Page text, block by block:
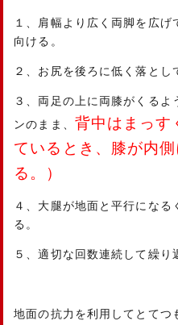
１、肩幅より広く両脚を広げ
向ける。
２、お尻を後ろに低く落とし
３、両足の上に両膝がくるよ
ンのまま、 背中はまっす
ているとき、膝が内
る。）
４、大腿が地面と平行にな
る。
５、適切な回数連続して繰り
地面の抗力を利用してとてつ